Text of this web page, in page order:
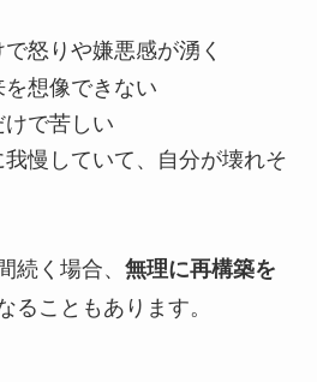
怒りや嫌悪感が湧く
想像できない
けで苦しい
慢していて、自分が壊れそ
続く場合、 無理に再構築を
ることもあります。